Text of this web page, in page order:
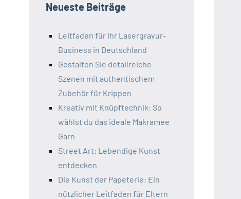
Neueste Beiträge
Leitfaden für Ihr Lasergravur-
Business in Deutschland
Gestalten Sie detailreiche
Szenen mit authentischem
Zubehör für Krippen
Kreativ mit Knüpftechnik: So
wählst du das ideale Makramee
Garn
Street Art: Lebendige Kunst
entdecken
Die Kunst der Papeterie: Ein
nützlicher Leitfaden für Eltern